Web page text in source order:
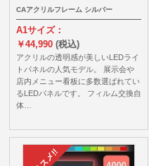
CAアクリルフレーム シルバー
A1サイズ：
￥44,990(税込)
アクリルの透明感が美しいLEDライ
トパネルの人気モデル。 展示会や
店内メニュー看板に多数選ばれてい
るLEDパネルです。 フィルム交換自
体…